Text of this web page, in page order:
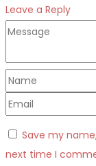
Leave a Reply
Save my
next time I